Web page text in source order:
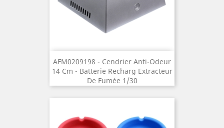
AFM0209198 - Cendrier Anti-Odeur
14 Cm - Batterie Recharg Extracteur
De Fumée 1/30